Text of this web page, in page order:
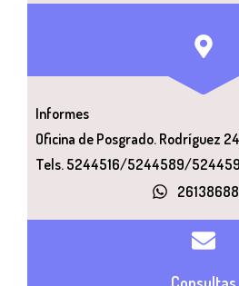
Informes
Oficina de Posgrado. Rodríguez
Tels. 5244516/5244589/